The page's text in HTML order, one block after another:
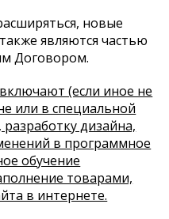
новые
являются частью
Договором.
(если иное не
или в специальной
дизайна,
в программное
обучение
товарами,
в интернете.